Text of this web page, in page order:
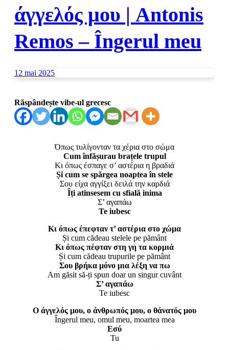
άγγελός μου | Antonis
Remos – Îngerul meu
12 mai 2025
Răspândește vibe-ul grecesc
Όπως τυλίγονταν τα χέρια στο σώμα
Cum înfășurau brațele trupul
Κι όπως έσπαγε σ’ αστέρια η βραδιά
Și cum se spărgea noaptea în stele
Σου είχα αγγίξει δειλά την καρδιά
Îți atinsesem cu sfială inima
Σ’ αγαπάω
Te iubesc
Κι όπως έπεφταν τ’ αστέρια στο χώμα
Și cum cădeau stelele pe pământ
Κι όπως πέφταν στη γη τα κορμιά
Și cum cădeau trupurile pe pământ
Σου βρήκα μόνο μια λέξη να πω
Am găsit să-ți spun doar un singur cuvânt
Σ’ αγαπάω
Te iubesc
Ο άγγελός μου, ο άνθρωπός μου, ο θάνατός μου
Îngerul meu, omul meu, moartea mea
Εσύ
Tu